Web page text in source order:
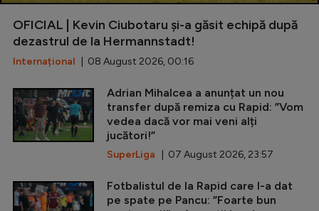
OFICIAL | Kevin Ciubotaru și-a găsit echipă după
dezastrul de la Hermannstadt!
Internațional | 08 August 2026, 00:16
Adrian Mihalcea a anunțat un nou
transfer după remiza cu Rapid: ”Vom
vedea dacă vor mai veni alți
jucători!”
SuperLiga | 07 August 2026, 23:57
Fotbalistul de la Rapid care l-a dat
pe spate pe Pancu: ”Foarte bun